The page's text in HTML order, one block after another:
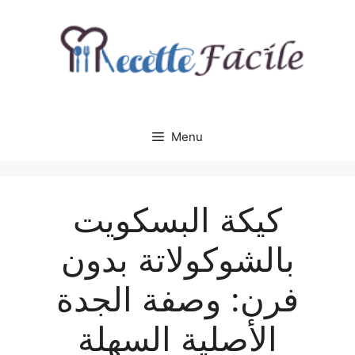
Menu
كيكة البسكويت
بالشوكولاتة بدون
فرن: وصفة الجدة
الأصلية السهلة